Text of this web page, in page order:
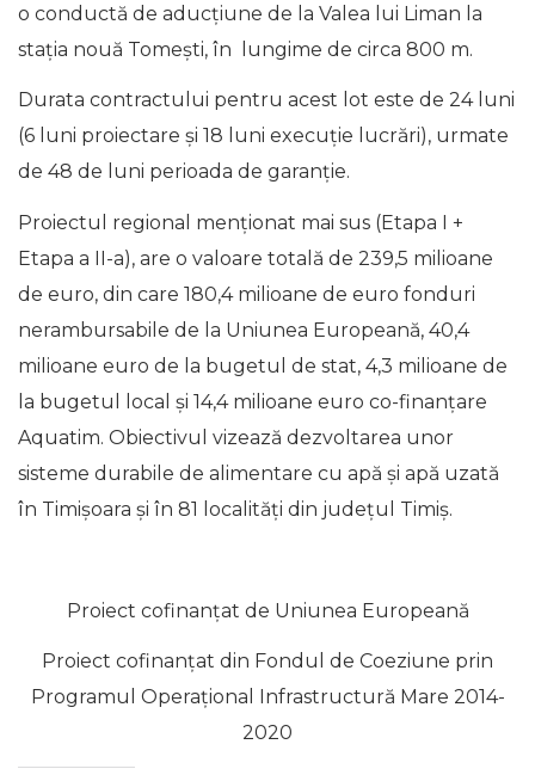
o conductă de aducțiune de la Valea lui Liman la
stația nouă Tomești, în lungime de circa 800 m.
Durata contractului pentru acest lot este de 24 luni
(6 luni proiectare și 18 luni execuție lucrări), urmate
de 48 de luni perioada de garanție.
Proiectul regional menționat mai sus (Etapa I +
Etapa a II-a), are o valoare totală de 239,5 milioane
de euro, din care 180,4 milioane de euro fonduri
nerambursabile de la Uniunea Europeană, 40,4
milioane euro de la bugetul de stat, 4,3 milioane de
la bugetul local și 14,4 milioane euro co-finanțare
Aquatim. Obiectivul vizează dezvoltarea unor
sisteme durabile de alimentare cu apă și apă uzată
în Timișoara și în 81 localități din județul Timiș.
Proiect cofinanțat de Uniunea Europeană
Proiect cofinanțat din Fondul de Coeziune prin
Programul Operațional Infrastructură Mare 2014-
2020